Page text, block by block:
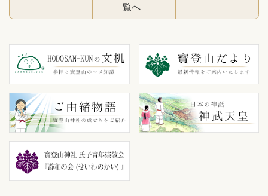
覧へ
ン
ツ
本
文
の
ー
先
頭
へ
戻